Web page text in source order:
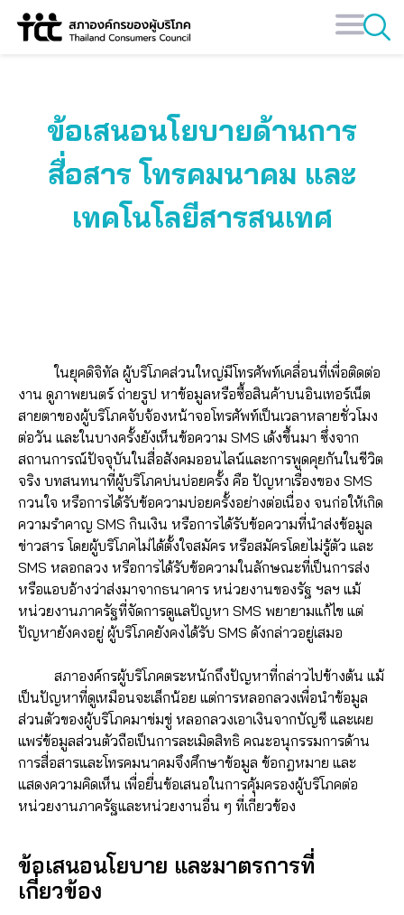
Skip
ข้อเสนอนโยบายด้านการ
สื่อสาร โทรคมนาคม และ
เทคโนโลยีสารสนเทศ
ในยุคดิจิทัล ผู้บริโภคส่วนใหญ่มีโทรศัพท์เคลื่อนที่เพื่อติดต่อ
งาน ดูภาพยนตร์ ถ่ายรูป หาข้อมูลหรือซื้อสินค้าบนอินเทอร์เน็ต
สายตาของผู้บริโภคจับจ้องหน้าจอโทรศัพท์เป็นเวลาหลายชั่วโมง
ต่อวัน และในบางครั้งยังเห็นข้อความ SMS เด้งขึ้นมา ซึ่งจาก
สถานการณ์ปัจจุบันในสื่อสังคมออนไลน์และการพูดคุยกันในชีวิต
จริง บทสนทนาที่ผู้บริโภคบ่นบ่อยครั้ง คือ ปัญหาเรื่องของ SMS
กวนใจ หรือการได้รับข้อความบ่อยครั้งอย่างต่อเนื่อง จนก่อให้เกิด
ความรำคาญ SMS กินเงิน หรือการได้รับข้อความที่นำส่งข้อมูล
ข่าวสาร โดยผู้บริโภคไม่ได้ตั้งใจสมัคร หรือสมัครโดยไม่รู้ตัว และ
SMS หลอกลวง หรือการได้รับข้อความในลักษณะที่เป็นการส่ง
หรือแอบอ้างว่าส่งมาจากธนาคาร หน่วยงานของรัฐ ฯลฯ แม้
หน่วยงานภาครัฐที่จัดการดูแลปัญหา SMS พยายามแก้ไข แต่
ปัญหายังคงอยู่ ผู้บริโภคยังคงได้รับ SMS ดังกล่าวอยู่เสมอ
สภาองค์กรผู้บริโภคตระหนักถึงปัญหาที่กล่าวไปข้างต้น แม้
เป็นปัญหาที่ดูเหมือนจะเล็กน้อย แต่การหลอกลวงเพื่อนำข้อมูล
ส่วนตัวของผู้บริโภคมาข่มขู่ หลอกลวงเอาเงินจากบัญชี และเผย
แพร่ข้อมูลส่วนตัวถือเป็นการละเมิดสิทธิ คณะอนุกรรมการด้าน
การสื่อสารและโทรคมนาคมจึงศึกษาข้อมูล ข้อกฎหมาย และ
แสดงความคิดเห็น เพื่อยื่นข้อเสนอในการคุ้มครองผู้บริโภคต่อ
หน่วยงานภาครัฐและหน่วยงานอื่น ๆ ที่เกี่ยวข้อง
ข้อเสนอนโยบาย และมาตรการที่
เกี่ยวข้อง